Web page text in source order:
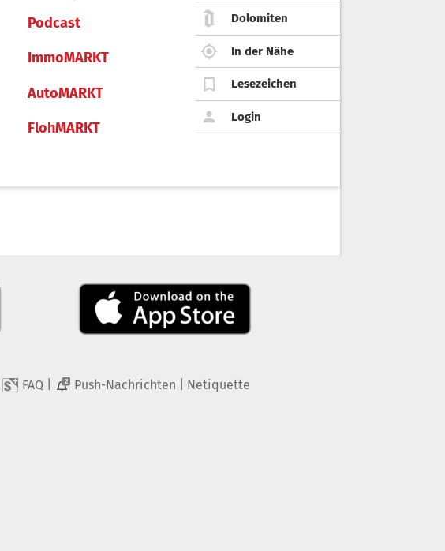
Podcast
ImmoMARKT
AutoMARKT
FlohMARKT
Dolomiten
In der Nähe
Lesezeichen
Login
FAQ 2 Push-Nachrichten Netiquette